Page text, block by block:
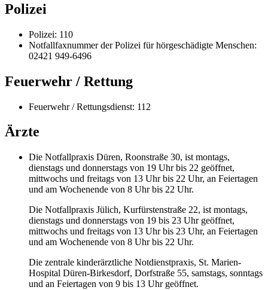
Polizei
Polizei: 110
Notfallfaxnummer der Polizei für hörgeschädigte Menschen:
02421 949-6496
Feuerwehr / Rettung
Feuerwehr / Rettungsdienst: 112
Ärzte
Die Notfallpraxis Düren, Roonstraße 30, ist montags,
dienstags und donnerstags von 19 Uhr bis 22 geöffnet,
mittwochs und freitags von 13 Uhr bis 22 Uhr, an Feiertagen
und am Wochenende von 8 Uhr bis 22 Uhr.
Die Notfallpraxis Jülich, Kurfürstenstraße 22, ist montags,
dienstags und donnerstags von 19 bis 23 Uhr geöffnet,
mittwochs und freitags von 13 Uhr bis 23 Uhr, an Feiertagen
und am Wochenende von 8 Uhr bis 22 Uhr.
Die zentrale kinderärztliche Notdienstpraxis, St. Marien-
Hospital Düren-Birkesdorf, Dorfstraße 55, samstags, sonntags
und an Feiertagen von 9 bis 13 Uhr geöffnet.